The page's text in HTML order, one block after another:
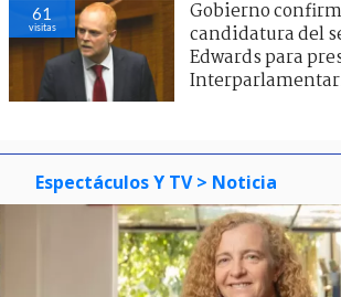
61
visitas
Gobierno
candidatura del
Edwards para
Espectáculos Y TV > Noticia